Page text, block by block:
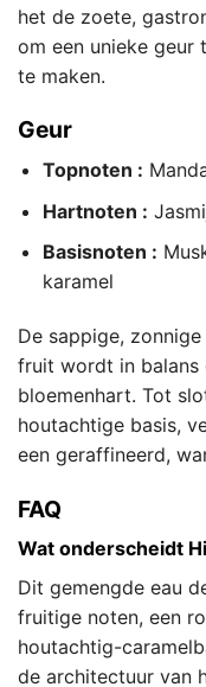
het de zoete,
om een unieke geur
te maken.
Geur
Topnoten :
Hartnoten :
Basisnoten :
karamel
De sappige,
fruit wordt in balans
bloemenhart. Tot
houtachtige basis,
een geraffineerd,
FAQ
Wat onderscheidt
Dit gemengde eau
fruitige noten, een
houtachtig-
de architectuur van